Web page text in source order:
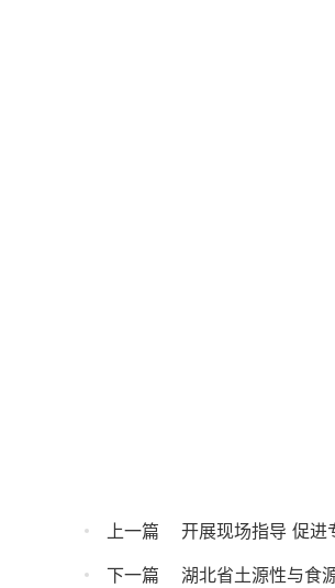
上一篇
开展现场指导 促进
下一篇
湖北省土源性与食